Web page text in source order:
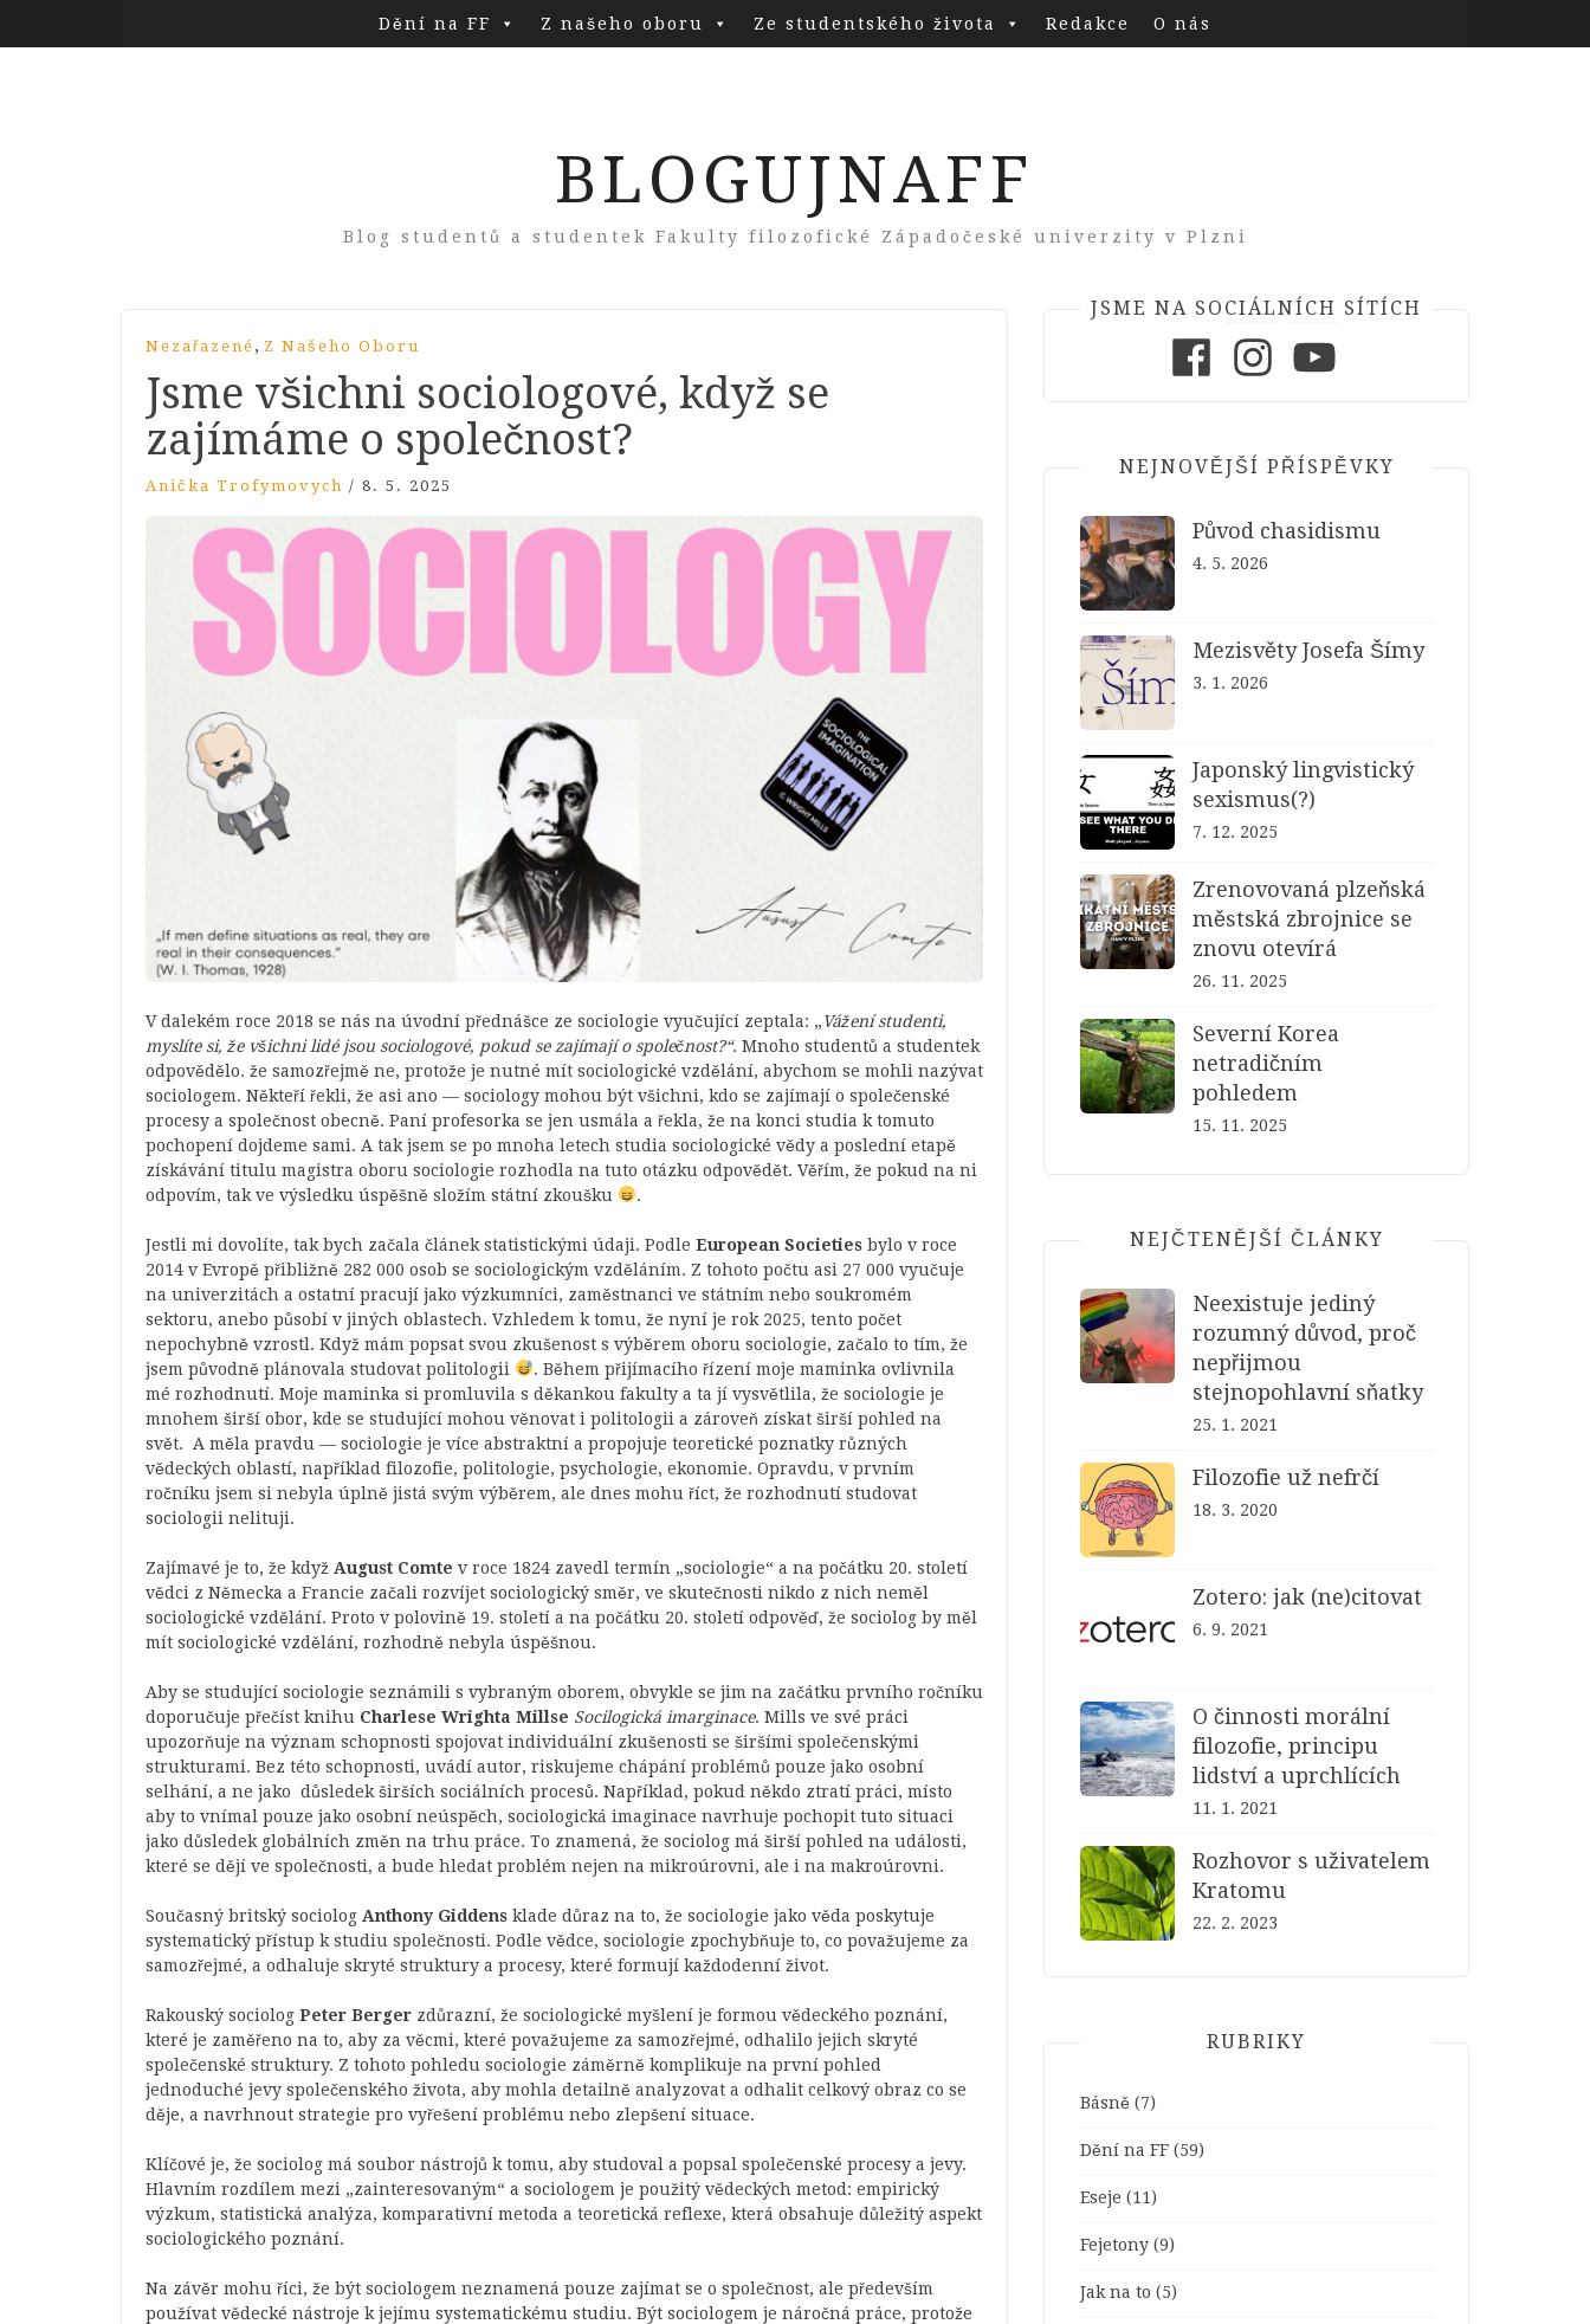
Dění na FF Z našeho oboru Ze studentského života Redakce O nás
BLOGUJNAFF
Blog studentů a studentek Fakulty filozofické Západočeské univerzity v Plzni
Nezařazené , Z Našeho Oboru
Jsme všichni sociologové, když se
zajímáme o společnost?
Anička Trofymovych / 8. 5. 2025
V dalekém roce 2018 se nás na úvodní přednášce ze sociologie vyučující zeptala: „Vážení studenti,
myslíte si, že všichni lidé jsou sociologové, pokud se zajímají o společnost?“. Mnoho studentů a studentek
odpovědělo. že samozřejmě ne, protože je nutné mít sociologické vzdělání, abychom se mohli nazývat
sociologem. Někteří řekli, že asi ano — sociology mohou být všichni, kdo se zajímají o společenské
procesy a společnost obecně. Paní profesorka se jen usmála a řekla, že na konci studia k tomuto
pochopení dojdeme sami. A tak jsem se po mnoha letech studia sociologické vědy a poslední etapě
získávání titulu magistra oboru sociologie rozhodla na tuto otázku odpovědět. Věřím, že pokud na ni
odpovím, tak ve výsledku úspěšně složím státní zkoušku
.
Jestli mi dovolíte, tak bych začala článek statistickými údaji. Podle European Societies bylo v roce
2014 v Evropě přibližně 282 000 osob se sociologickým vzděláním. Z tohoto počtu asi 27 000 vyučuje
na univerzitách a ostatní pracují jako výzkumníci, zaměstnanci ve státním nebo soukromém
sektoru, anebo působí v jiných oblastech. Vzhledem k tomu, že nyní je rok 2025, tento počet
nepochybně vzrostl. Když mám popsat svou zkušenost s výběrem oboru sociologie, začalo to tím, že
jsem původně plánovala studovat politologii
. Během přijímacího řízení moje maminka ovlivnila
mé rozhodnutí. Moje maminka si promluvila s děkankou fakulty a ta jí vysvětlila, že sociologie je
mnohem širší obor, kde se studující mohou věnovat i politologii a zároveň získat širší pohled na
svět. A měla pravdu — sociologie je více abstraktní a propojuje teoretické poznatky různých
vědeckých oblastí, například filozofie, politologie, psychologie, ekonomie. Opravdu, v prvním
ročníku jsem si nebyla úplně jistá svým výběrem, ale dnes mohu říct, že rozhodnutí studovat
sociologii nelituji.
Zajímavé je to, že když August Comte v roce 1824 zavedl termín „sociologie“ a na počátku 20. století
vědci z Německa a Francie začali rozvíjet sociologický směr, ve skutečnosti nikdo z nich neměl
sociologické vzdělání. Proto v polovině 19. století a na počátku 20. století odpověď, že sociolog by měl
mít sociologické vzdělání, rozhodně nebyla úspěšnou.
Aby se studující sociologie seznámili s vybraným oborem, obvykle se jim na začátku prvního ročníku
doporučuje přečíst knihu Charlese Wrighta Millse Socilogická imarginace. Mills ve své práci
upozorňuje na význam schopnosti spojovat individuální zkušenosti se širšími společenskými
strukturami. Bez této schopnosti, uvádí autor, riskujeme chápání problémů pouze jako osobní
selhání, a ne jako důsledek širších sociálních procesů. Například, pokud někdo ztratí práci, místo
aby to vnímal pouze jako osobní neúspěch, sociologická imaginace navrhuje pochopit tuto situaci
jako důsledek globálních změn na trhu práce. To znamená, že sociolog má širší pohled na události,
které se dějí ve společnosti, a bude hledat problém nejen na mikroúrovni, ale i na makroúrovni.
Současný britský sociolog Anthony Giddens klade důraz na to, že sociologie jako věda poskytuje
systematický přístup k studiu společnosti. Podle vědce, sociologie zpochybňuje to, co považujeme za
samozřejmé, a odhaluje skryté struktury a procesy, které formují každodenní život.
Rakouský sociolog Peter Berger zdůrazní, že sociologické myšlení je formou vědeckého poznání,
které je zaměřeno na to, aby za věcmi, které považujeme za samozřejmé, odhalilo jejich skryté
společenské struktury. Z tohoto pohledu sociologie záměrně komplikuje na první pohled
jednoduché jevy společenského života, aby mohla detailně analyzovat a odhalit celkový obraz co se
děje, a navrhnout strategie pro vyřešení problému nebo zlepšení situace.
Klíčové je, že sociolog má soubor nástrojů k tomu, aby studoval a popsal společenské procesy a jevy.
Hlavním rozdílem mezi „zainteresovaným“ a sociologem je použitý vědeckých metod: empirický
výzkum, statistická analýza, komparativní metoda a teoretická reflexe, která obsahuje důležitý aspekt
sociologického poznání.
Na závěr mohu říci, že být sociologem neznamená pouze zajímat se o společnost, ale především
používat vědecké nástroje k jejímu systematickému studiu. Být sociologem je náročná práce, protože
JSME NA SOCIÁLNÍCH SÍTÍCH
NEJNOVĚJŠÍ PŘÍSPĚVKY
Původ chasidismu
4. 5. 2026
Mezisvěty Josefa Šímy
3. 1. 2026
Japonský lingvistický
sexismus(?)
7. 12. 2025
Zrenovovaná plzeňská
městská zbrojnice se
znovu otevírá
26. 11. 2025
Severní Korea
netradičním
pohledem
15. 11. 2025
NEJČTENĚJŠÍ ČLÁNKY
Neexistuje jediný
rozumný důvod, proč
nepřijmou
stejnopohlavní sňatky
25. 1. 2021
Filozofie už nefrčí
18. 3. 2020
Zotero: jak (ne)citovat
6. 9. 2021
O činnosti morální
filozofie, principu
lidství a uprchlících
11. 1. 2021
Rozhovor s uživatelem
Kratomu
22. 2. 2023
RUBRIKY
Básně (7)
Dění na FF (59)
Eseje (11)
Fejetony (9)
Jak na to (5)